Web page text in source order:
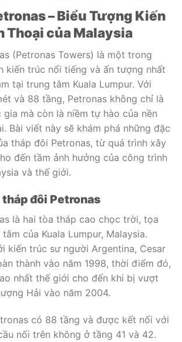
– Biểu Tượng Kiến
Thoại của Malaysia
(Petronas Towers) là một trong
kiến trúc nổi tiếng và ấn tượng nhất
tại trung tâm Kuala Lumpur. Với
và 88 tầng, Petronas không chỉ là
mà còn là niềm tự hào của nền
Bài viết này sẽ khám phá những đặc
tháp đôi Petronas, từ quá trình xây
đến tầm ảnh hưởng của công trình
và thế giới.
đôi Petronas
là hai tòa tháp cao chọc trời, tọa
của Kuala Lumpur, Malaysia.
kiến trúc sư người Argentina, Cesar
thành vào năm 1998, thời điểm đó,
nhất thế giới cho đến khi bị vượt
Hải vào năm 2004.
có 88 tầng và được kết nối với
nối trên không ở tầng 41 và 42.